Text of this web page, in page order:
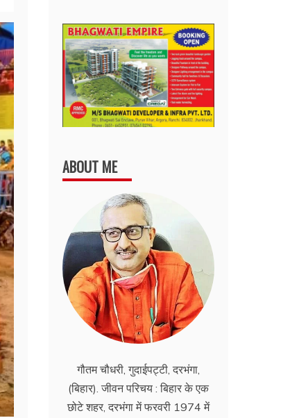
ABOUT ME
गौतम चौधरी, गुदाईपट्टी, दरभंगा,
(बिहार). जीवन परिचय : बिहार के एक
छोटे शहर, दरभंगा में फरवरी 1974 में